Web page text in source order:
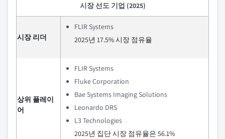
시장 선도 기업 (2025)
시장 리더
FLIR Systems
2025년 17.5% 시장 점유율
상위 플레이
어
FLIR Systems
Fluke Corporation
Bae Systems Imaging Solutions
Leonardo DRS
L3 Technologies
2025년 집단 시장 점유율은 56.1%